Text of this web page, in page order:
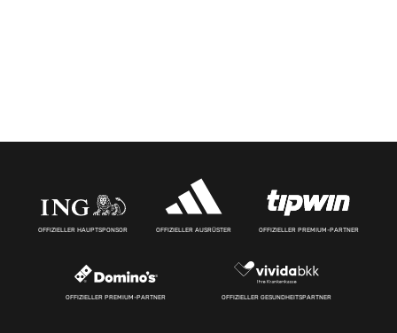
OFFIZIELLER HAUPTSPONSOR OFFIZIELLER AUSRÜSTER OFFIZIELLER PREMIUM-PARTNER
OFFIZIELLER PREMIUM-PARTNER OFFIZIELLER GESUNDHEITSPARTNER